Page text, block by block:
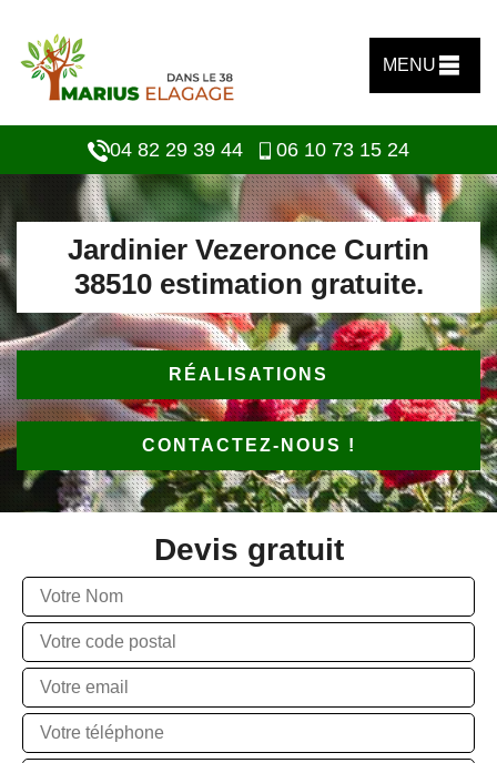
MENU
04 82 29 39 44 06 10 73 15 24
Jardinier Vezeronce Curtin
38510 estimation gratuite.
RÉALISATIONS
CONTACTEZ-NOUS !
Devis gratuit